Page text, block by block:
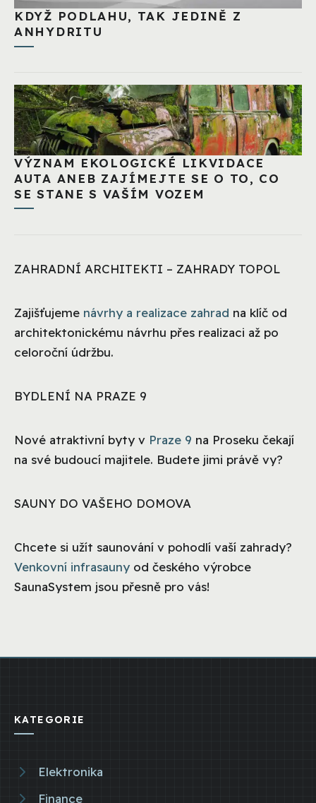
KDYŽ PODLAHU, TAK JEDINĚ Z
ANHYDRITU
VÝZNAM EKOLOGICKÉ LIKVIDACE
AUTA ANEB ZAJÍMEJTE SE O TO, CO
SE STANE S VAŠÍM VOZEM
ZAHRADNÍ ARCHITEKTI – ZAHRADY TOPOL
Zajišťujeme návrhy a realizace zahrad na klíč od
architektonickému návrhu přes realizaci až po
celoroční údržbu.
BYDLENÍ NA PRAZE 9
Nové atraktivní byty v Praze 9 na Proseku čekají
na své budoucí majitele. Budete jimi právě vy?
SAUNY DO VAŠEHO DOMOVA
Chcete si užít saunování v pohodlí vaší zahrady?
Venkovní infrasauny od českého výrobce
SaunaSystem jsou přesně pro vás!
KATEGORIE
Elektronika
Finance